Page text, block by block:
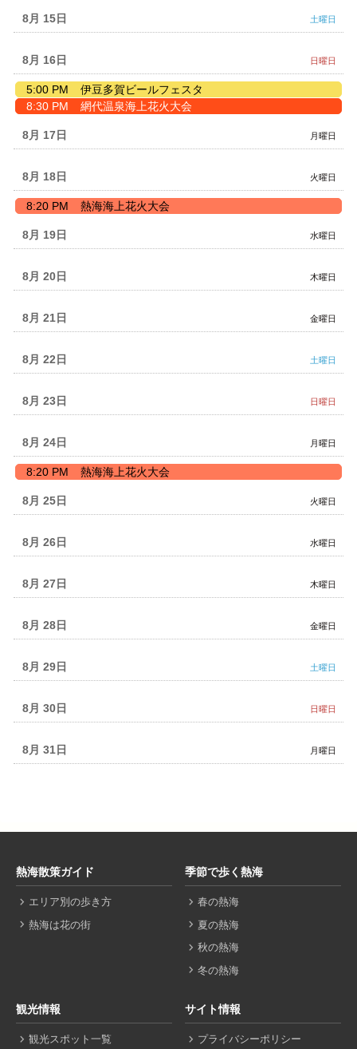
土曜日
8月 15
日曜日
8月 16
日
曜
日,
月
2026
5:00 PM
伊豆多賀ビールフェスタ
日
日,
8
16th
2026
8:30 PM 網代温泉海上花火大会
月曜日
8月 17
火曜日
8月 18
火
日,
8
18th
2026
8:20 PM 熱海海上花火大会
水曜日
8月 19
木曜日
8月 20
金曜日
8月 21
土曜日
8月 22
日曜日
8月 23
月曜日
8月 24
月
日,
8
24th
2026
8:20 PM 熱海海上花火大会
火曜日
8月 25
水曜日
8月 26
木曜日
8月 27
金曜日
8月 28
土曜日
8月 29
日曜日
8月 30
月曜日
8月 31
熱海散策ガイド
エリア別の歩き方
熱海は花の街
季節で歩く熱海
春の熱海
夏の熱海
秋の熱海
冬の熱海
観光情報
観光スポット一覧
サイト情報
プライバシーポリシー